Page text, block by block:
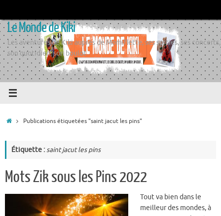
contenu
Le Monde de Kiki
Les aventures de Kiki auprès de Momiflette, ses sorties, ses concerts,
son quotidien, son boulot
AccueilPublications étiquetées "saint jacut les pins"
Étiquette :saint jacut les pins
Mots Zik sous les Pins 2022
Tout va bien dans le
meilleur des mondes, à